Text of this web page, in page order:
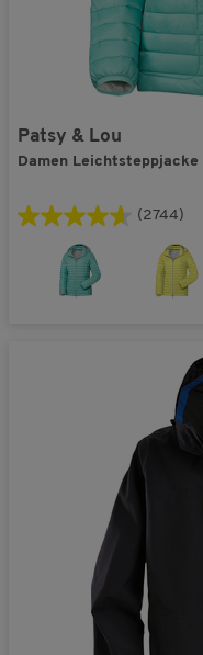
Patsy & Lou
Damen Leichtsteppjacke
(2744)